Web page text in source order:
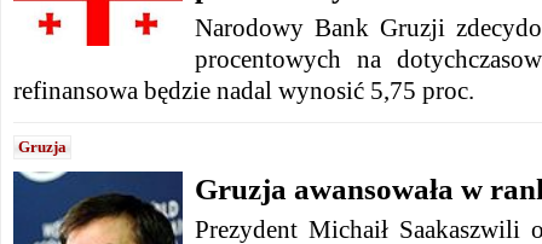
Narodowy Bank Gruzji
procentowych na
refinansowa będzie nadal wynosić 5,75 proc.
Gruzja
Gruzja awansowała w
Prezydent Michaił Saakaszwili